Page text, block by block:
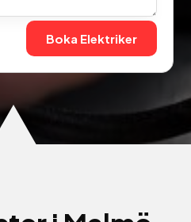
Boka Elektriker